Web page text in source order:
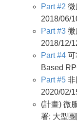
Part #2 微
2018/06/
Part #3 微
2018/12/
Part #4 可
Based
Part #5 非
2020/02/
(計畫) 微
署; 大型